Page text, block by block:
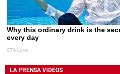
LA PRENSA VIDEOS